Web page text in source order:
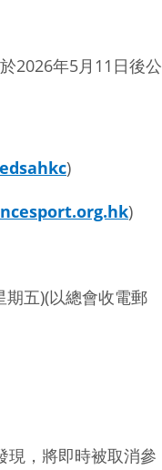
2026年5月11日後公
)
)
五)(以總會收電郵
現，將即時被取消參